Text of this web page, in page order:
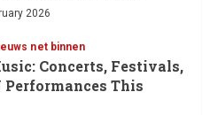
2026
net binnen
Concerts, Festivals,
Performances This